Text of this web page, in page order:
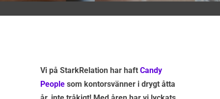
Vi på StarkRelation har haftCandy
People som kontorsvänner i drygt åtta